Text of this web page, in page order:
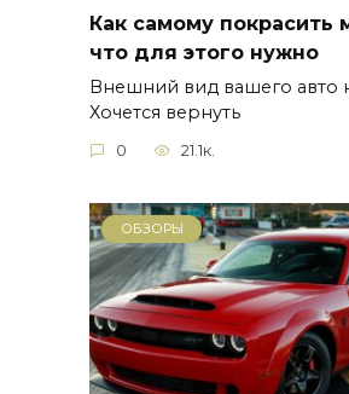
Как самому покрасить
что для этого нужно
Внешний вид вашего авто
Хочется вернуть
0 21.1к.
ОБЗОРЫ